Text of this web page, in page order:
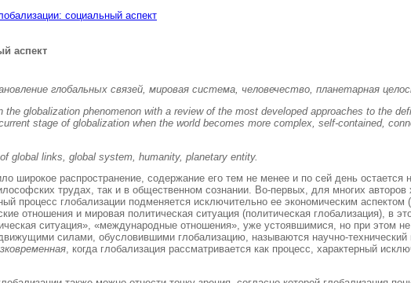
социальный аспект
аспект
глобальных связей, мировая система, человечество, планетарная
globalization phenomenon with a review of the most developed approaches to the
stage of globalization when the world becomes more complex, self-contained,
global links, global system, humanity, planetary entity.
широкое распространение, содержание его тем не менее и по сей день
трудах, так и в общественном сознании. Во-первых, для многих
процесс глобализации подменяется исключительно ее экономическим аспектом
отношения и мировая политическая ситуация (политическая глобализация), в
ситуация», «международные отношения», уже устоявшимися, но при
силами, обусловившими глобализацию, называются научно-
, когда глобализация рассматривается как процесс, характерный